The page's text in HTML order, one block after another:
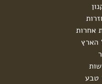
אחרות
הארץ
טבע